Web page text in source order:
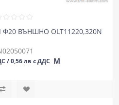
ВЪНШНО OLT11220,320N
/ 0,56 лв с ДДС М